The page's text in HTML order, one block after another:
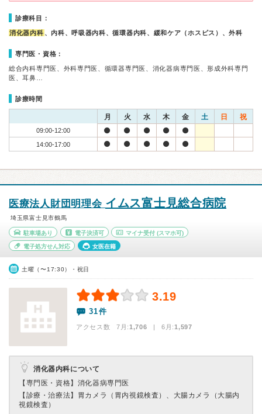
診療科目：
消化器内科 、内科、呼吸器内科、循環器内科、緩和ケア（ホスピス）、外科
専門医・資格：
総合内科専門医、外科専門医、循環器専門医、消化器病専門医、形成外科専門
医、耳鼻…
診療時間
月 火 水 木 金 土 日 祝
09:00-12:00
14:00-17:00
医療法人財団明理会 イムス富士見総合病院
埼玉県富士見市鶴馬
駐車場あり 電子決済可 マイナ受付 (スマホ可)
電子処方せん対応 女医在籍
土曜（〜17:30）・祝日
3.19
31件
アクセス数 7月:1,706 | 6月:1,597
消化器内科について
【専門医・資格】 消化器病専門医
【診療・治療法】 胃カメラ（胃内視鏡検査）、大腸カメラ（大腸内
視鏡検査）